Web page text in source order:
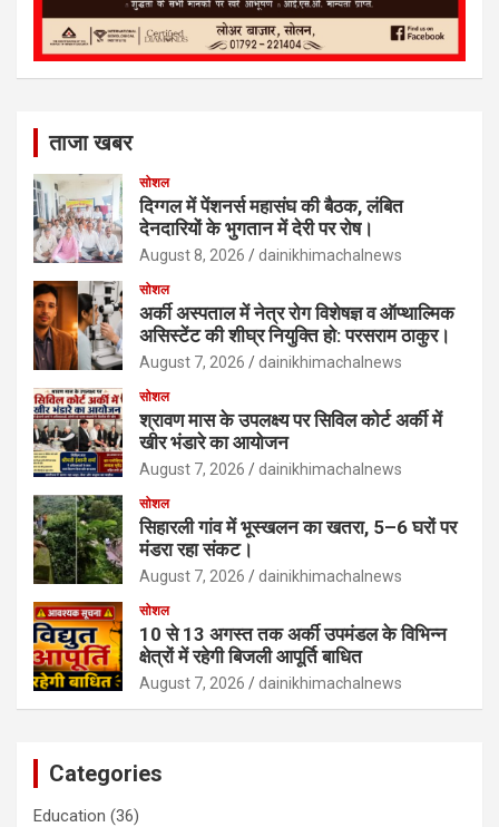
ताजा खबर
सोशल
दिग्गल में पेंशनर्स महासंघ की बैठक, लंबित
देनदारियों के भुगतान में देरी पर रोष।
August 8, 2026 dainikhimachalnews
सोशल
अर्की अस्पताल में नेत्र रोग विशेषज्ञ व ऑप्थाल्मिक
असिस्टेंट की शीघ्र नियुक्ति हो: परसराम ठाकुर।
August 7, 2026 dainikhimachalnews
सोशल
श्रावण मास के उपलक्ष्य पर सिविल कोर्ट अर्की में
खीर भंडारे का आयोजन
August 7, 2026 dainikhimachalnews
सोशल
सिहारली गांव में भूस्खलन का खतरा, 5–6 घरों पर
मंडरा रहा संकट।
August 7, 2026 dainikhimachalnews
सोशल
10 से 13 अगस्त तक अर्की उपमंडल के विभिन्न
क्षेत्रों में रहेगी बिजली आपूर्ति बाधित
August 7, 2026 dainikhimachalnews
Categories
Education (36)